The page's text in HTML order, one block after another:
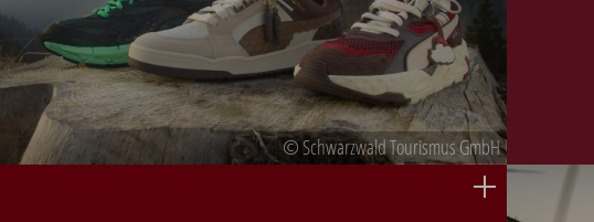
© Schwarzwald Tourismus GmbH